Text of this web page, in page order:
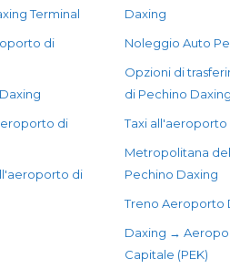
Terminal
di
di
di
Daxing
Noleggio Auto
Opzioni di
di Pechino Daxing
Taxi
Metropolitana
Pechino Daxing
Treno Aeroporto
Daxing →
Capitale (PEK)